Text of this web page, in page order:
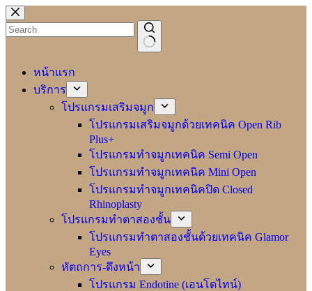
Skip
to
content
results หน้าแรก
บริการ
โปรแกรมเสริมจมูก
โปรแกรมเสริมจมูกด้วยเทคนิค Open Rib
Plus+
โปรแกรมทำจมูกเทคนิค Semi Open
โปรแกรมทำจมูกเทคนิค Mini Open
โปรแกรมทำจมูกเทคนิคปิด Closed
Rhinoplasty
โปรแกรมทำตาสองชั้น
โปรแกรมทำตาสองชั้นด้วยเทคนิค Glamor
Eyes
หัตถการ-ดึงหน้า
โปรแกรม Endotine (เอนโดไทน์)